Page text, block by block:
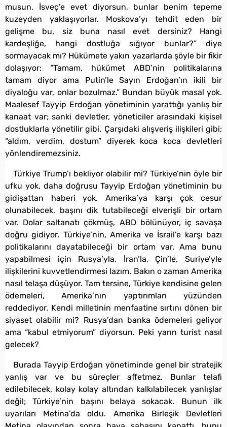
musun, İsveç’e evet diyorsun, bunlar benim tepeme
kuzeyden yaklaşıyorlar. Moskova’yı tehdit eden bir
gelişme bu, siz buna nasıl evet dersiniz? Hangi
kardeşliğe, hangi dostluğa sığıyor bunlar?” diye
sormayacak mı? Hükümete yakın yazarlarda şöyle bir fikir
dolaşıyor: “Tamam, hükümet ABD’nin politikalarına
tamam diyor ama Putin’le Sayın Erdoğan’ın ikili bir
diyaloğu var, onlar bozulmaz.” Bundan büyük masal yok.
Maalesef Tayyip Erdoğan yönetiminin yarattığı yanlış bir
kanaat var; sanki devletler, yöneticiler arasındaki kişisel
dostluklarla yönetilir gibi. Çarşıdaki alışveriş ilişkileri gibi;
“aldım, verdim, dostum” diyerek koca koca devletleri
yönlendiremezsiniz.
Türkiye Trump’ı bekliyor olabilir mi? Türkiye’nin öyle bir
ufku yok, daha doğrusu Tayyip Erdoğan yönetiminin bu
gidişattan haberi yok. Amerika’ya karşı çok cesur
olunabilecek, başını dik tutabileceği elverişli bir ortam
var. Dolar saltanatı çökmüş, ABD bölünüyor, iç savaşa
doğru gidiyor. Türkiye’nin, Amerika ve İsrail’e karşı bazı
politikalarını dayatabileceği bir ortam var. Ama bunu
yapabilmesi için Rusya’yla, İran’la, Çin’le, Suriye’yle
ilişkilerini kuvvetlendirmesi lazım. Bakın o zaman Amerika
nasıl telaşa düşüyor. Tam tersine, Türkiye kendisine gelen
ödemeleri, Amerika’nın yaptırımları yüzünden
reddediyor. Kendi milletinin menfaatine sırtını dönen bir
siyaset olabilir mi? Rusya’dan banka ödemeleri geliyor
ama “kabul etmiyorum” diyorsun. Peki yarın turist nasıl
gelecek?
Burada Tayyip Erdoğan yönetiminde genel bir stratejik
yanlış var ve bu süreçler affetmez. Bunlar telafi
edilebilecek, kolay kolay altından kalkılabilecek yanlışlar
değil; Türkiye’nin başını belaya sokacak. Bunun ilk
uyarıları Metina’da oldu. Amerika Birleşik Devletleri